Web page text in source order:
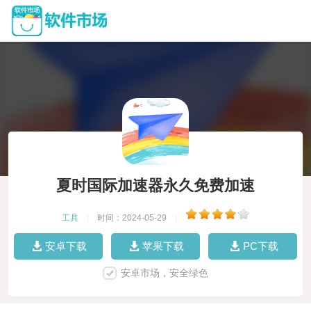
夏时国际加速器永久免费加速
工具 时间：2024-05-29
安卓下载 苹果下载 PC下载
安卓市场，安全绿色